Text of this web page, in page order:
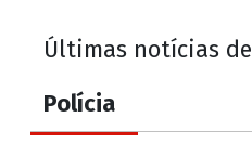
Últimas notícias de
Polícia